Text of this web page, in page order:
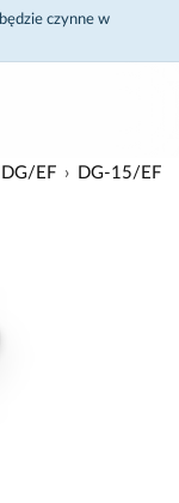
czynne w
DG/EF DG-15/EF